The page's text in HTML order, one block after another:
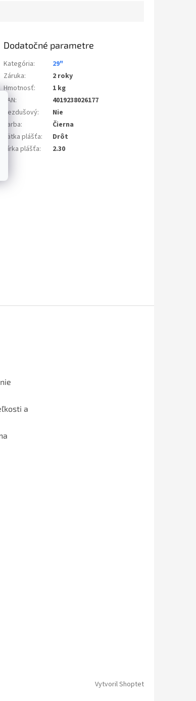
Dodatočné parametre
Kategória:
29"
Záruka:
2 roky
Hmotnosť:
1 kg
EAN:
4019238026177
Bezdušový:
Nie
Farba:
Čierna
Pätka plášťa:
Drôt
Šírka plášťa: 2.30
a
Vytvoril Shoptet